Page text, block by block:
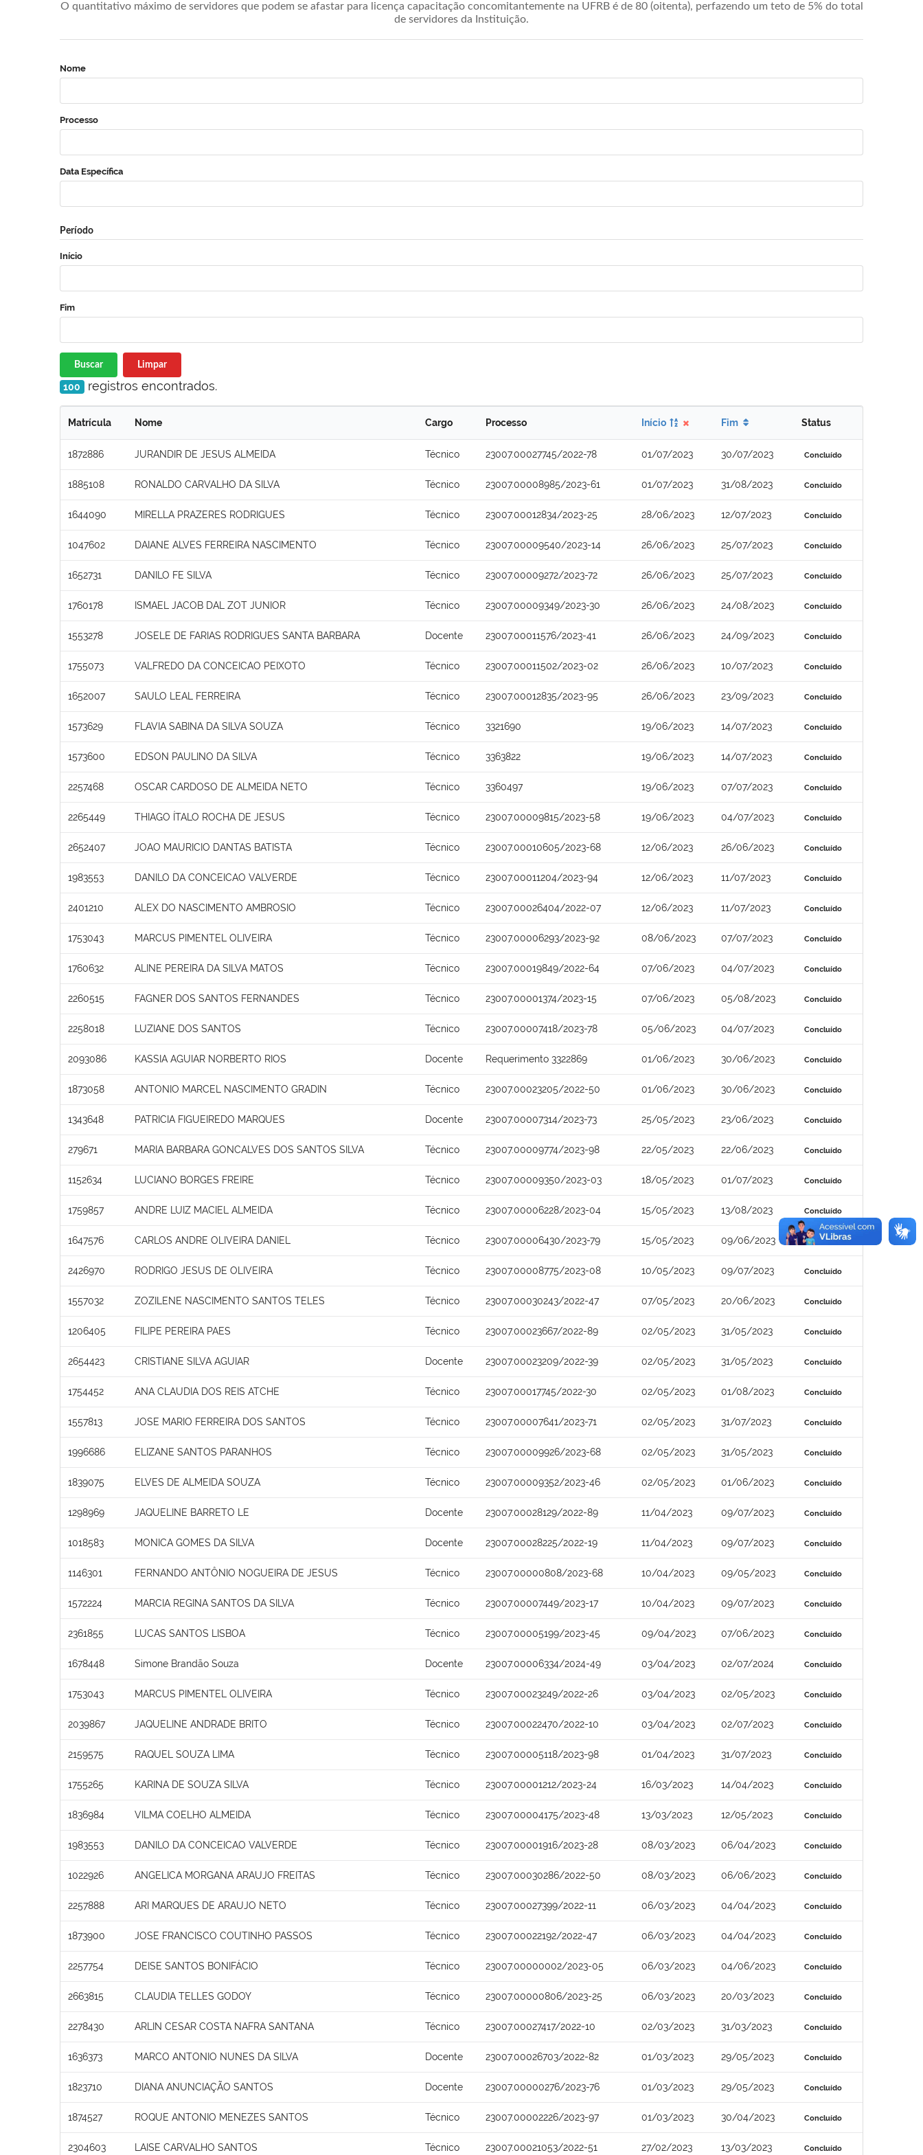
O quantitativo máximo de servidores que podem se afastar para licença capacitação concomitantemente na UFRB é de 80 (oitenta), perfazendo um teto de 5% do total
de servidores da Instituição.
Nome
Processo
Data Específica
Período
Início
Fim
Buscar Limpar
100 registros encontrados.
Matrícula Nome Cargo Processo Início Fim Status
1872886 JURANDIR DE JESUS ALMEIDA Técnico 23007.00027745/2022-78 01/07/2023 30/07/2023 Concluído
1885108 RONALDO CARVALHO DA SILVA Técnico 23007.00008985/2023-61 01/07/2023 31/08/2023 Concluído
1644090 MIRELLA PRAZERES RODRIGUES Técnico 23007.00012834/2023-25 28/06/2023 12/07/2023 Concluído
1047602 DAIANE ALVES FERREIRA NASCIMENTO Técnico 23007.00009540/2023-14 26/06/2023 25/07/2023 Concluído
1652731 DANILO FE SILVA Técnico 23007.00009272/2023-72 26/06/2023 25/07/2023 Concluído
1760178 ISMAEL JACOB DAL ZOT JUNIOR Técnico 23007.00009349/2023-30 26/06/2023 24/08/2023 Concluído
1553278 JOSELE DE FARIAS RODRIGUES SANTA BARBARA Docente 23007.00011576/2023-41 26/06/2023 24/09/2023 Concluído
1755073 VALFREDO DA CONCEICAO PEIXOTO Técnico 23007.00011502/2023-02 26/06/2023 10/07/2023 Concluído
1652007 SAULO LEAL FERREIRA Técnico 23007.00012835/2023-95 26/06/2023 23/09/2023 Concluído
1573629 FLAVIA SABINA DA SILVA SOUZA Técnico 3321690 19/06/2023 14/07/2023 Concluído
1573600 EDSON PAULINO DA SILVA Técnico 3363822 19/06/2023 14/07/2023 Concluído
2257468 OSCAR CARDOSO DE ALMEIDA NETO Técnico 3360497 19/06/2023 07/07/2023 Concluído
2265449 THIAGO ÍTALO ROCHA DE JESUS Técnico 23007.00009815/2023-58 19/06/2023 04/07/2023 Concluído
2652407 JOAO MAURICIO DANTAS BATISTA Técnico 23007.00010605/2023-68 12/06/2023 26/06/2023 Concluído
1983553 DANILO DA CONCEICAO VALVERDE Técnico 23007.00011204/2023-94 12/06/2023 11/07/2023 Concluído
2401210 ALEX DO NASCIMENTO AMBROSIO Técnico 23007.00026404/2022-07 12/06/2023 11/07/2023 Concluído
1753043 MARCUS PIMENTEL OLIVEIRA Técnico 23007.00006293/2023-92 08/06/2023 07/07/2023 Concluído
1760632 ALINE PEREIRA DA SILVA MATOS Técnico 23007.00019849/2022-64 07/06/2023 04/07/2023 Concluído
2260515 FAGNER DOS SANTOS FERNANDES Técnico 23007.00001374/2023-15 07/06/2023 05/08/2023 Concluído
2258018 LUZIANE DOS SANTOS Técnico 23007.00007418/2023-78 05/06/2023 04/07/2023 Concluído
2093086 KASSIA AGUIAR NORBERTO RIOS Docente Requerimento 3322869 01/06/2023 30/06/2023 Concluído
1873058 ANTONIO MARCEL NASCIMENTO GRADIN Técnico 23007.00023205/2022-50 01/06/2023 30/06/2023 Concluído
1343648 PATRICIA FIGUEIREDO MARQUES Docente 23007.00007314/2023-73 25/05/2023 23/06/2023 Concluído
279671 MARIA BARBARA GONCALVES DOS SANTOS SILVA Técnico 23007.00009774/2023-98 22/05/2023 22/06/2023 Concluído
1152634 LUCIANO BORGES FREIRE Técnico 23007.00009350/2023-03 18/05/2023 01/07/2023 Concluído
1759857 ANDRE LUIZ MACIEL ALMEIDA Técnico 23007.00006228/2023-04 15/05/2023 13/08/2023 Concluído
1647576 CARLOS ANDRE OLIVEIRA DANIEL Técnico 23007.00006430/2023-79 15/05/2023 09/06/2023 Concluído
2426970 RODRIGO JESUS DE OLIVEIRA Técnico 23007.00008775/2023-08 10/05/2023 09/07/2023 Concluído
1557032 ZOZILENE NASCIMENTO SANTOS TELES Técnico 23007.00030243/2022-47 07/05/2023 20/06/2023 Concluído
1206405 FILIPE PEREIRA PAES Técnico 23007.00023667/2022-89 02/05/2023 31/05/2023 Concluído
2654423 CRISTIANE SILVA AGUIAR Docente 23007.00023209/2022-39 02/05/2023 31/05/2023 Concluído
1754452 ANA CLAUDIA DOS REIS ATCHE Técnico 23007.00017745/2022-30 02/05/2023 01/08/2023 Concluído
1557813 JOSE MARIO FERREIRA DOS SANTOS Técnico 23007.00007641/2023-71 02/05/2023 31/07/2023 Concluído
1996686 ELIZANE SANTOS PARANHOS Técnico 23007.00009926/2023-68 02/05/2023 31/05/2023 Concluído
1839075 ELVES DE ALMEIDA SOUZA Técnico 23007.00009352/2023-46 02/05/2023 01/06/2023 Concluído
1298969 JAQUELINE BARRETO LE Docente 23007.00028129/2022-89 11/04/2023 09/07/2023 Concluído
1018583 MONICA GOMES DA SILVA Docente 23007.00028225/2022-19 11/04/2023 09/07/2023 Concluído
1146301 FERNANDO ANTÔNIO NOGUEIRA DE JESUS Técnico 23007.00000808/2023-68 10/04/2023 09/05/2023 Concluído
1572224 MARCIA REGINA SANTOS DA SILVA Técnico 23007.00007449/2023-17 10/04/2023 09/07/2023 Concluído
2361855 LUCAS SANTOS LISBOA Técnico 23007.00005199/2023-45 09/04/2023 07/06/2023 Concluído
1678448 Simone Brandão Souza Docente 23007.00006334/2024-49 03/04/2023 02/07/2024 Concluído
1753043 MARCUS PIMENTEL OLIVEIRA Técnico 23007.00023249/2022-26 03/04/2023 02/05/2023 Concluído
2039867 JAQUELINE ANDRADE BRITO Técnico 23007.00022470/2022-10 03/04/2023 02/07/2023 Concluído
2159575 RAQUEL SOUZA LIMA Técnico 23007.00005118/2023-98 01/04/2023 31/07/2023 Concluído
1755265 KARINA DE SOUZA SILVA Técnico 23007.00001212/2023-24 16/03/2023 14/04/2023 Concluído
1836984 VILMA COELHO ALMEIDA Técnico 23007.00004175/2023-48 13/03/2023 12/05/2023 Concluído
1983553 DANILO DA CONCEICAO VALVERDE Técnico 23007.00001916/2023-28 08/03/2023 06/04/2023 Concluído
1022926 ANGELICA MORGANA ARAUJO FREITAS Técnico 23007.00030286/2022-50 08/03/2023 06/06/2023 Concluído
2257888 ARI MARQUES DE ARAUJO NETO Técnico 23007.00027399/2022-11 06/03/2023 04/04/2023 Concluído
1873900 JOSE FRANCISCO COUTINHO PASSOS Técnico 23007.00022192/2022-47 06/03/2023 04/04/2023 Concluído
2257754 DEISE SANTOS BONIFÁCIO Técnico 23007.00000002/2023-05 06/03/2023 04/06/2023 Concluído
2663815 CLAUDIA TELLES GODOY Técnico 23007.00000806/2023-25 06/03/2023 20/03/2023 Concluído
2278430 ARLIN CESAR COSTA NAFRA SANTANA Técnico 23007.00027417/2022-10 02/03/2023 31/03/2023 Concluído
1636373 MARCO ANTONIO NUNES DA SILVA Docente 23007.00026703/2022-82 01/03/2023 29/05/2023 Concluído
1823710 DIANA ANUNCIAÇÃO SANTOS Docente 23007.00000276/2023-76 01/03/2023 29/05/2023 Concluído
1874527 ROQUE ANTONIO MENEZES SANTOS Técnico 23007.00002226/2023-97 01/03/2023 30/04/2023 Concluído
2304603 LAISE CARVALHO SANTOS Técnico 23007.00021053/2022-51 27/02/2023 13/03/2023 Concluído